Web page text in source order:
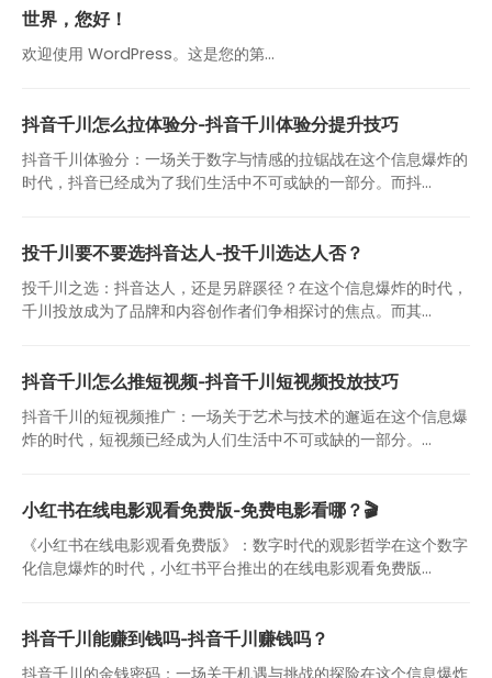
世界，您好！
欢迎使用 WordPress。这是您的第…
抖音千川怎么拉体验分-抖音千川体验分提升技巧
抖音千川体验分：一场关于数字与情感的拉锯战在这个信息爆炸的
时代，抖音已经成为了我们生活中不可或缺的一部分。而抖...
投千川要不要选抖音达人-投千川选达人否？
投千川之选：抖音达人，还是另辟蹊径？在这个信息爆炸的时代，
千川投放成为了品牌和内容创作者们争相探讨的焦点。而其...
抖音千川怎么推短视频-抖音千川短视频投放技巧
抖音千川的短视频推广：一场关于艺术与技术的邂逅在这个信息爆
炸的时代，短视频已经成为人们生活中不可或缺的一部分。...
小红书在线电影观看免费版-免费电影看哪？🎬
《小红书在线电影观看免费版》：数字时代的观影哲学在这个数字
化信息爆炸的时代，小红书平台推出的在线电影观看免费版...
抖音千川能赚到钱吗-抖音千川赚钱吗？
抖音千川的金钱密码：一场关于机遇与挑战的探险在这个信息爆炸